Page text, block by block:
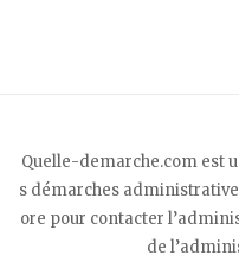
Quelle-demarche.com est
s démarches
ore pour contacter
de